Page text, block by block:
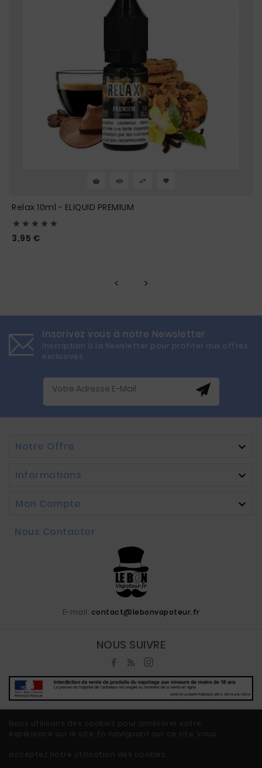
Nous utilisons des cookies pour améliorer votre
expérience sur le site. En naviguant sur ce site, vous
acceptez notre utilisation des cookies.
Relax 10ml - ELIQUID PREMIUM
    
3,95 €
Inscrivez vous à notre Newsletter
Inscription à la Newsletter pour profiter aux offres
exclusives
Notre Offre 
Informations 
Mon Compte 
Nous Contacter
E-mail: contact@lebonvapoteur.fr
NOUS SUIVRE